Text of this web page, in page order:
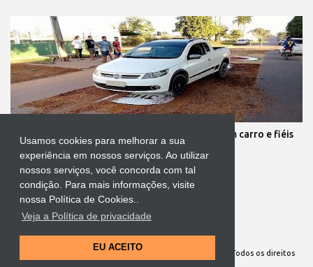
Usamos cookies para melhorar a sua
experiência em nossos serviços. Ao utilizar
nossos serviços, você concorda com tal
condição. Para mais informações, visite
nossa Política de Cookies..
Veja a Política de privacidade
EU ACEITO
Protestante destrói tapete de Corpus Christi com carro e fiéis
se revoltam
Tecnologia do Blogger
Site Oficial da Comunidade Nossa Senhora cuida de mim. Todos os direitos